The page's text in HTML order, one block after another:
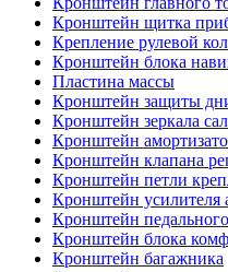
Кронштейн щитка
Крепление рулевой
Кронштейн блока
Пластина массы
Кронштейн защиты
Кронштейн зеркала
Кронштейн
Кронштейн клапана
Кронштейн петли
Кронштейн усилителя
Кронштейн педального
Кронштейн блока
Кронштейн багажника